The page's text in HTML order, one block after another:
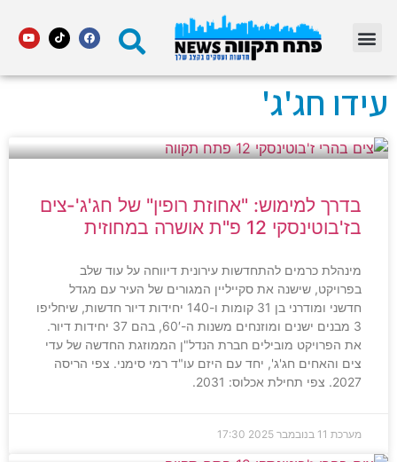
עידו חג'ג'
בדרך למימוש: "אחוזת רופין" של חג'ג'-צים
בז'בוטינסקי 12 פ"ת אושרה במחוזית
מינהלת כרמים להתחדשות עירונית דיווחה על עוד שלב
בפרויקט, שישנה את סקייליין המגורים של העיר עם מגדל
חדשני ומודרני בן 31 קומות ו-140 יחידות דיור חדשות, שיחליפו
3 מבנים ישנים ומוזנחים משנות ה-60′, בהם 37 יחידות דיור.
את הפרויקט מובילים חברת הנדל"ן הממוזגת החדשה של עדי
צים והאחים חג'ג', יחד עם היזם עו"ד רמי סימני. צפי הריסה
2027. צפי תחילת אכלוס: 2031.
מערכת 11 בנובמבר 2025 17:30